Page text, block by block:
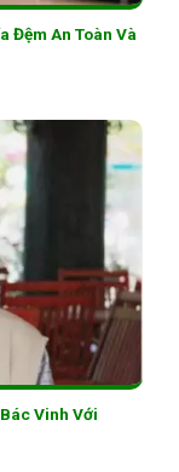
Đệm An Toàn Và
Vinh Với